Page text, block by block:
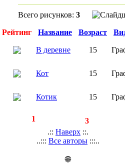
Всего рисунков: 3
Рейтинг Название Возраст
В деревне 15
Кот 15
Котик 15
1
3
.:: Наверх ::.
..::: Все авторы :::..
🌐